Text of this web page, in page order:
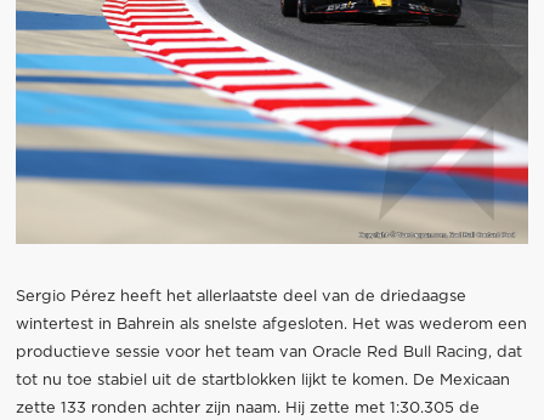
Sergio Pérez heeft het allerlaatste deel van de driedaagse
wintertest in Bahrein als snelste afgesloten. Het was wederom een
productieve sessie voor het team van Oracle Red Bull Racing, dat
tot nu toe stabiel uit de startblokken lijkt te komen. De Mexicaan
zette 133 ronden achter zijn naam. Hij zette met 1:30.305 de